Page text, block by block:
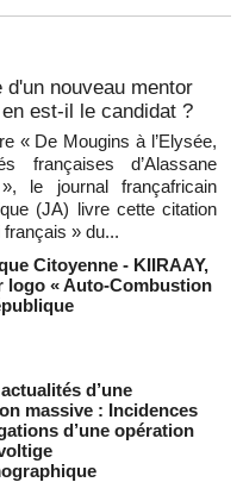
du Sénat, moins de trois
qu’il n’y a « aucune
: Amnesty France
guerre
accorde la grâce à 4.661
va réexaminer le
Pakistan signent un accord
nouveau mentor
est-il le candidat ?
« De Mougins à l’Elysée,
françaises d’Alassane
le journal françafricain
(JA) livre cette citation
français » du...
Citoyenne - KIIRAAY,
logo « Auto-Combustion
d’une
massive : Incidences
d’une opération